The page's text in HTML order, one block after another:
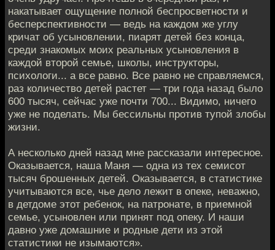
накатывает ощущение полной беспросветности и
бесперспективности — ведь на каждом же углу
кричат об усыновлении, пиарят детей без конца,
среди знакомых моих реальных усыновления в
каждой второй семье, школы, инструкторы,
психологи... а все равно. Все равно не справляемся,
раз количество детей растет — три года назад было
600 тысяч, сейчас уже почти 700... Видимо, ничего
уже не поделать. Мы бессильны против тупой злобы
жизни.
А несколько дней назад мне рассказали интересное.
Оказывается, наша Маня — одна из тех семисот
тысяч брошенных детей. Оказывается, в статистике
учитываются все, чье дело лежит в опеке, неважно,
в детдоме этот ребенок, на патронате, в приемной
семье, усыновлен или принят под опеку. И наши
давно уже домашние и родные дети из этой
статистики не изымаются».